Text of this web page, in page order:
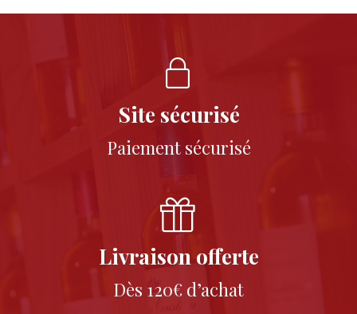
Site sécurisé
Paiement sécurisé
Livraison offerte
Dès 120€ d’achat